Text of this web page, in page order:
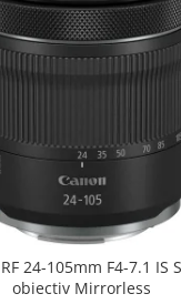
24-105mm F4-7.1 IS
obiectiv Mirrorless